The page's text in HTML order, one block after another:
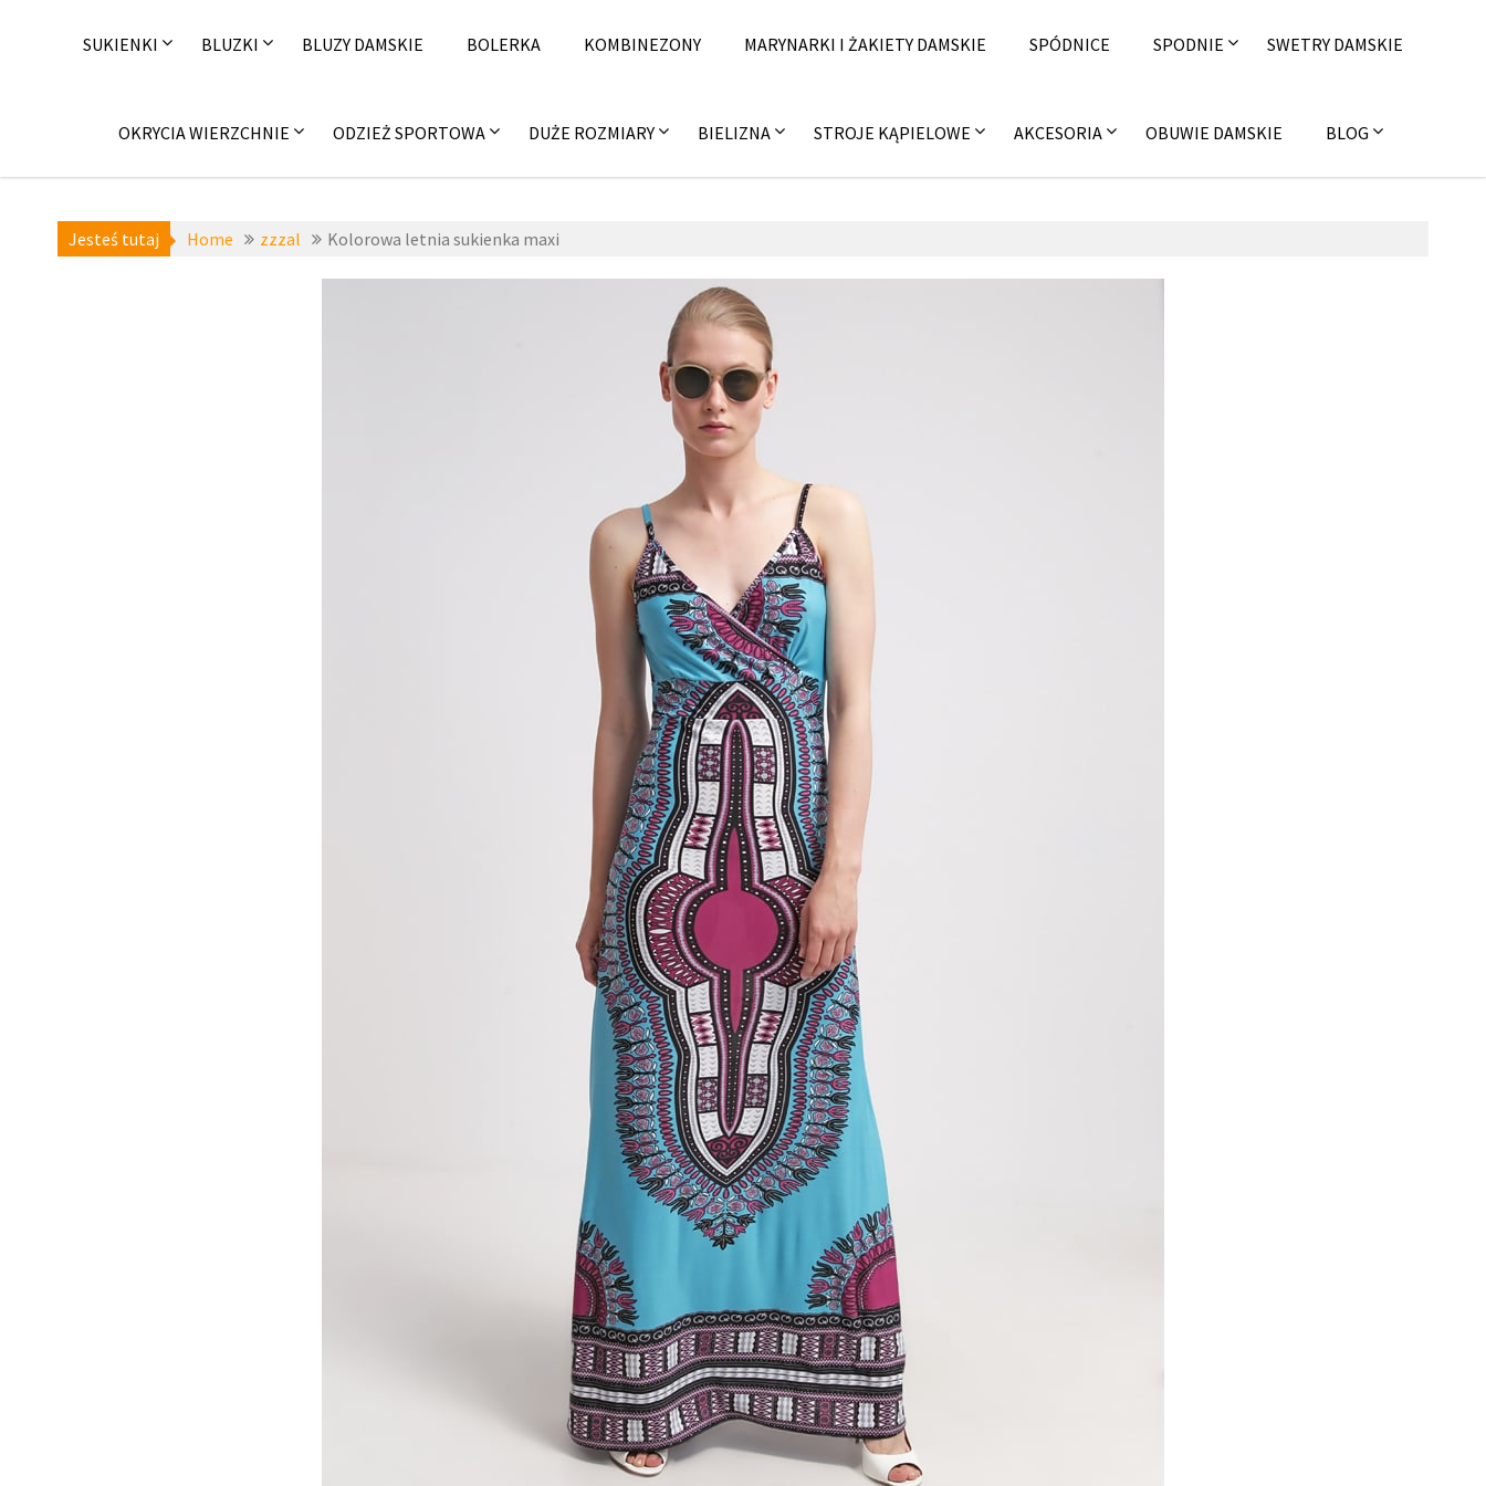
SUKIENKI BLUZKI BLUZY DAMSKIE BOLERKA KOMBINEZONY MARYNARKI I ŻAKIETY DAMSKIE SPÓDNICE SPODNIE SWETRY DAMSKIE
OKRYCIA WIERZCHNIE ODZIEŻ SPORTOWA DUŻE ROZMIARY BIELIZNA STROJE KĄPIELOWE AKCESORIA OBUWIE DAMSKIE BLOG
Jesteś tutaj Home zzzal Kolorowa letnia sukienka maxi